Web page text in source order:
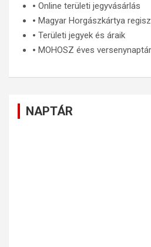
🞄 Online területi jegyvásárlás
🞄 Magyar Horgászkártya
🞄 Területi jegyek és áraik
🞄 MOHOSZ éves versenynaptár
NAPTÁR